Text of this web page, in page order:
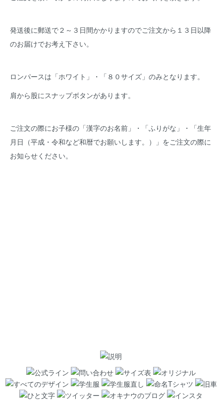
発送後に郵送で２～３日間かかりますのでご注文から１３日以降
のお届けでお考え下さい。
ロンパースは「ホワイト」・「８０サイズ」のみとなります。
肩から股にスナップボタンがあります。
ご注文の際にお子様の「漢字のお名前」・「ふりがな」・「生年
月日（平成・令和など和暦でお願いします。）」をご注文の際に
お知らせください。